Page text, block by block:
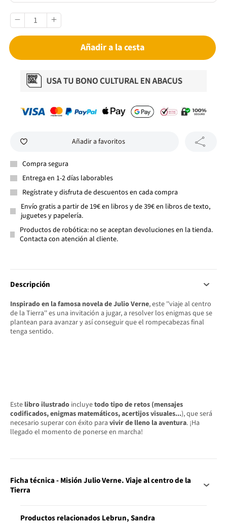
Añadir a la cesta
Añadir a favoritos
Compra segura
Entrega en 1-2 días laborables
Regístrate y disfruta de descuentos en cada compra
Envío gratis a partir de 19€ en libros y de 39€ en libros de texto,
juguetes y papelería.
Productos de robótica: no se aceptan devoluciones en la tienda.
Contacta con atención al cliente.
Descripción
Inspirado en la famosa novela de Julio Verne, este ''viaje al centro
de la Tierra'' es una invitación a jugar, a resolver los enigmas que se
plantean para avanzar y así conseguir que el rompecabezas final
tenga sentido.
Este libro ilustrado incluyetodo tipo de retos (mensajes
codificados, enigmas matemáticos, acertijos visuales...), que será
necesario superar con éxito para vivir de lleno la aventura. ¡Ha
llegado el momento de ponerse en marcha!
Ficha técnica - Misión Julio Verne. Viaje al centro de la
Tierra
Productos relacionados Lebrun, Sandra